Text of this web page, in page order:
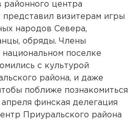
районного центра
представил визитерам игры
народов Севера,
обряды. Члены
поселке
с культурой
района, и даже
поближе познакомиться
финская делегация
Приуральского района